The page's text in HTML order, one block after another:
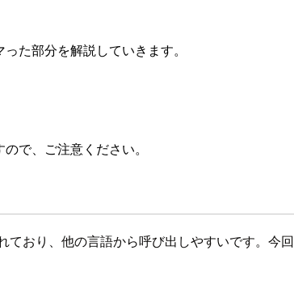
た部分を解説していきます。
で、ご注意ください。
おり、他の言語から呼び出しやすいです。今